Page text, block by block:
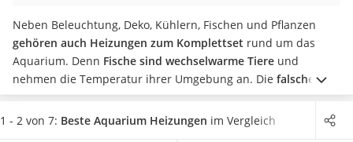
Reisehaartrockner
Eiweißpulver
Magnesiumpräparat
Katzenklappe
Nackenmassagegerät
Zeckenschutz Katze
leichter Haartrockner
Neben Beleuchtung, Deko, Kühlern, Fischen und Pflanzen
gehören auch Heizungen zum Komplettset rund um das
Aquarium. Denn Fische sind wechselwarme Tiere und
nehmen die Temperatur ihrer Umgebung an. Die falsche
Wassertemperatur ist also weit mehr als ein Luxusproblem
für Ihre kleinen Schützlinge! Um bei den
1 - 2 von 7: Beste Aquarium Heizungen im Vergleich